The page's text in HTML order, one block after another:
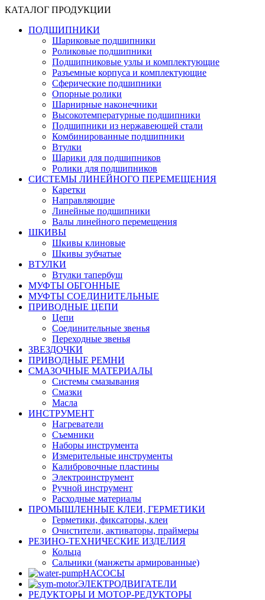
КАТАЛОГ ПРОДУКЦИИ
ПОДШИПНИКИ
Шариковые подшипники
Роликовые подшипники
Подшипниковые узлы и комплектующие
Разъемные корпуса и комплектующие
Сферические подшипники
Опорные ролики
Шарнирные наконечники
Высокотемпературные подшипники
Подшипники из нержавеющей стали
Комбинированные подшипники
Втулки
Шарики для подшипников
Ролики для подшипников
СИСТЕМЫ ЛИНЕЙНОГО ПЕРЕМЕЩЕНИЯ
Каретки
Направляющие
Линейные подшипники
Валы линейного перемещения
ШКИВЫ
Шкивы клиновые
Шкивы зубчатые
ВТУЛКИ
Втулки тапербуш
МУФТЫ ОБГОННЫЕ
МУФТЫ СОЕДИНИТЕЛЬНЫЕ
ПРИВОДНЫЕ ЦЕПИ
Цепи
Соединительные звенья
Переходные звенья
ЗВЕЗДОЧКИ
ПРИВОДНЫЕ РЕМНИ
СМАЗОЧНЫЕ МАТЕРИАЛЫ
Системы смазывания
Смазки
Масла
ИНСТРУМЕНТ
Нагреватели
Съемники
Наборы инструмента
Измерительные инструменты
Калибровочные пластины
Электроинструмент
Ручной инструмент
Расходные материалы
ПРОМЫШЛЕННЫЕ КЛЕИ, ГЕРМЕТИКИ
Герметики, фиксаторы, клеи
Очистители, активаторы, праймеры
РЕЗИНО-ТЕХНИЧЕСКИЕ ИЗДЕЛИЯ
Кольца
Сальники (манжеты армированные)
НАСОСЫ
ЭЛЕКТРОДВИГАТЕЛИ
РЕДУКТОРЫ И МОТОР-РЕДУКТОРЫ